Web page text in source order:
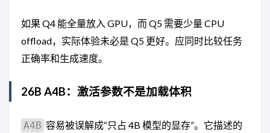
如果 Q4 能全量放入 GPU，而 Q5 需要少量 CPU
offload，实际体验未必是 Q5 更好。应同时比较任务
正确率和生成速度。
26B A4B：激活参数不是加载体积
A4B 容易被误解成“只占 4B 模型的显存”。它描述的